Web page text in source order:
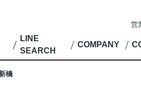
営
LINE
SEARCH
COMPANY
橋